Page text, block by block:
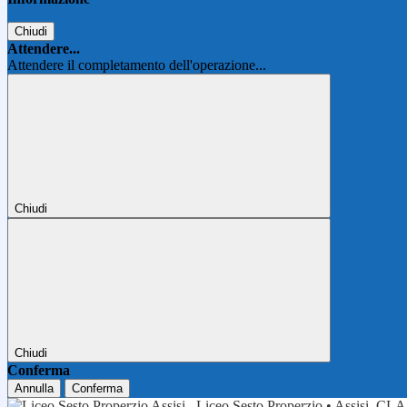
Chiudi
Attendere...
Attendere il completamento dell'operazione...
Chiudi
Chiudi
Conferma
Annulla Conferma